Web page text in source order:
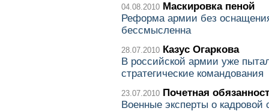
04.08.2010 Маскировка пеной
Реформа армии без
бессмысленна
28.07.2010 Казус Огаркова
В российской армии уже
стратегические командования
23.07.2010 Почетная
Военные эксперты о